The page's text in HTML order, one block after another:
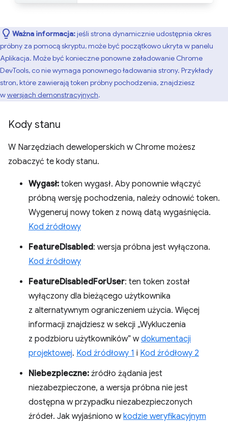
Ważna informacja:jeśli strona dynamicznie udostępnia okres
próbny za pomocą skryptu, może być początkowo ukryta w panelu
Aplikacja. Może być konieczne ponowne załadowanie Chrome
DevTools, co nie wymaga ponownego ładowania strony. Przykłady
stron, które zawierają token próbny pochodzenia, znajdziesz
wwersjach demonstracyjnych.
Kody stanu
W Narzędziach deweloperskich w Chrome możesz
zobaczyć te kody stanu.
Wygasł: token wygasł. Aby ponownie włączyć
próbną wersję pochodzenia, należy odnowić token.
Wygeneruj nowy token z nową datą wygaśnięcia.
Kod źródłowy
FeatureDisabled: wersja próbna jest wyłączona.
Kod źródłowy
FeatureDisabledForUser: ten token został
wyłączony dla bieżącego użytkownika
z alternatywnym ograniczeniem użycia. Więcej
informacji znajdziesz w sekcji „Wykluczenia
z podzbioru użytkowników” wdokumentacji
projektowej. Kod źródłowy 1 i Kod źródłowy 2
Niebezpieczne: źródło żądania jest
niezabezpieczone, a wersja próbna nie jest
dostępna w przypadku niezabezpieczonych
źródeł. Jak wyjaśniono wkodzie weryfikacyjnym